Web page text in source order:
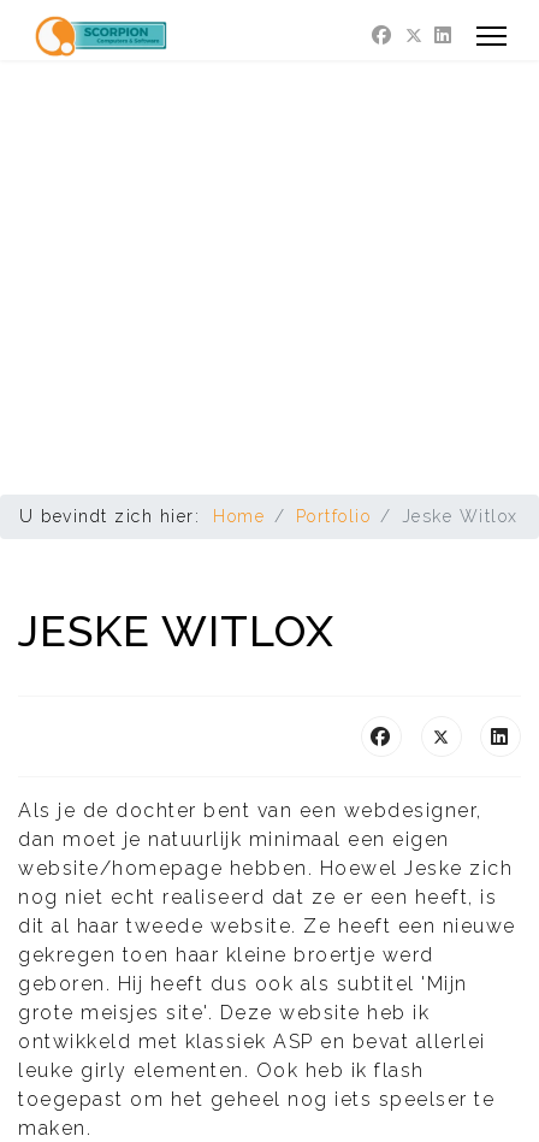
U bevindt zich hier: Home Portfolio Jeske Witlox
JESKE WITLOX
Als je de dochter bent van een webdesigner,
dan moet je natuurlijk minimaal een eigen
website/homepage hebben. Hoewel Jeske zich
nog niet echt realiseerd dat ze er een heeft, is
dit al haar tweede website. Ze heeft een nieuwe
gekregen toen haar kleine broertje werd
geboren. Hij heeft dus ook als subtitel 'Mijn
grote meisjes site'. Deze website heb ik
ontwikkeld met klassiek ASP en bevat allerlei
leuke girly elementen. Ook heb ik flash
toegepast om het geheel nog iets speelser te
maken.